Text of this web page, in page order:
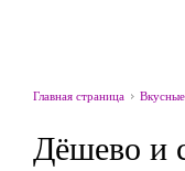
Главная страница
Дёшево и